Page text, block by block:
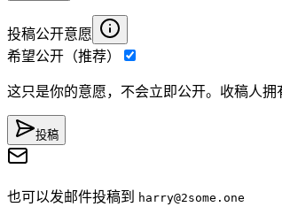
投稿公开意愿
希望公开（推荐）
这只是你的意愿，不会立即公开。收稿人拥
投稿
也可以发邮件投稿到 harry@2some.one